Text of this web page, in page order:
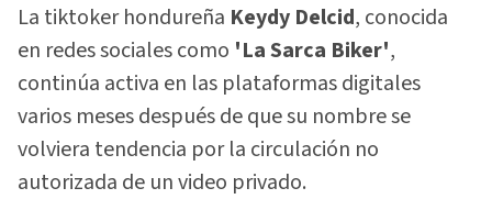
La tiktoker hondureña Keydy Delcid, conocida
en redes sociales como 'La Sarca Biker',
continúa activa en las plataformas digitales
varios meses después de que su nombre se
volviera tendencia por la circulación no
autorizada de un video privado.